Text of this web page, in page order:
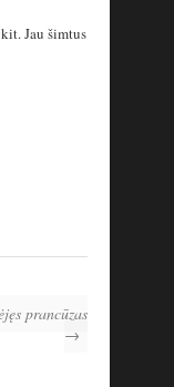
Jau šimtus
prancūzas
→